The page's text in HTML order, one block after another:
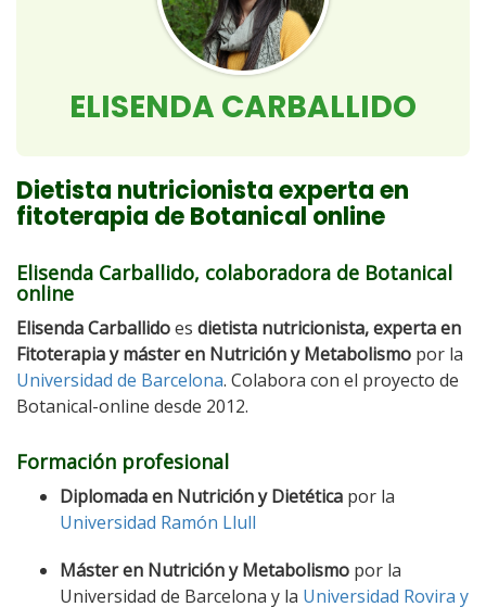
ELISENDA CARBALLIDO
Dietista nutricionista experta en
fitoterapia de Botanical online
Elisenda Carballido, colaboradora de Botanical
online
Elisenda Carballidoes dietista nutricionista, experta en
Fitoterapia y máster en Nutrición y Metabolismo por la
Universidad de Barcelona. Colabora con el proyecto de
Botanical-online desde 2012.
Formación profesional
Diplomada en Nutrición y Dietética por la
Universidad Ramón Llull
Máster en Nutrición y Metabolismo por la
Universidad de Barcelona y la Universidad Rovira y